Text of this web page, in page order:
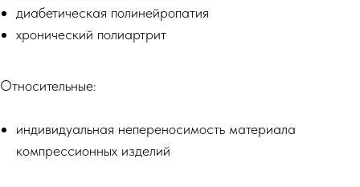
диабетическая полинейропатия
хронический полиартрит
Относительные:
индивидуальная непереносимость материала
компрессионных изделий